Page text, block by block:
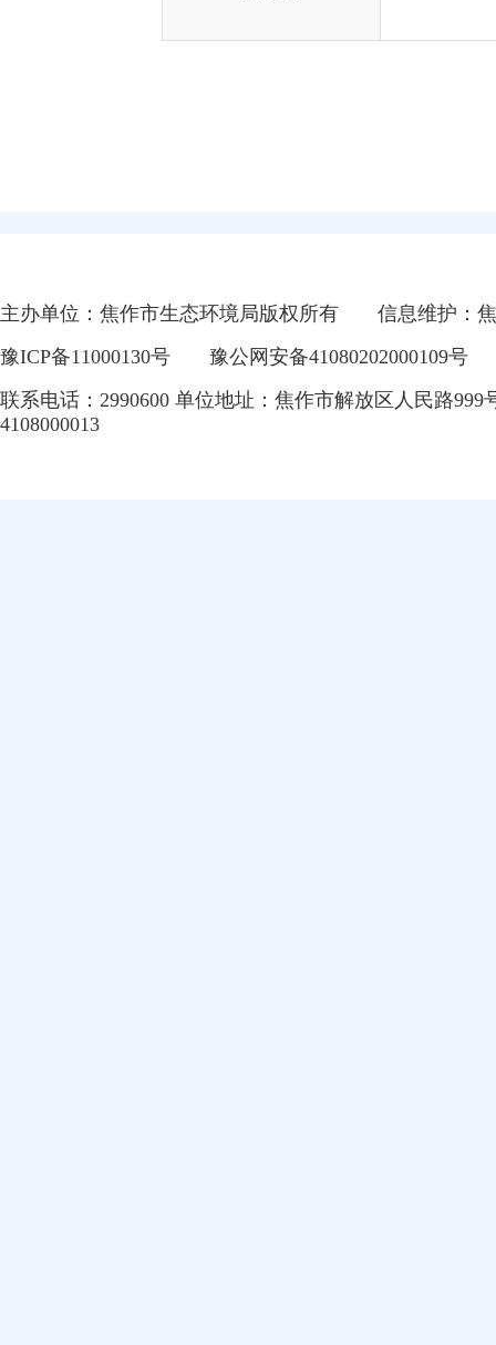
主办单位：焦作市生态环境局版权所有
信息维护：
豫ICP备11000130号
豫公网安备41080202000109号
联系电话：2990600 单位地址：焦作市解放区人民路999
4108000013